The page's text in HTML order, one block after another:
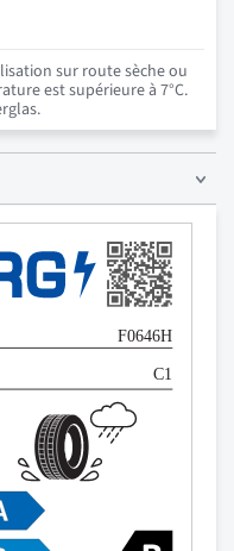
sur route sèche ou
est supérieure à 7°C.